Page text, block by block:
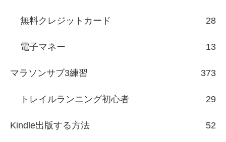
無料クレジットカード 28
電子マネー 13
マラソンサブ3練習 373
トレイルランニング初心者 29
Kindle出版する方法 52